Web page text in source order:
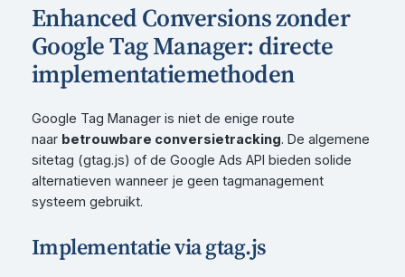
Enhanced Conversions zonder
Google Tag Manager: directe
implementatiemethoden
Google Tag Manager is niet de enige route
naar betrouwbare conversietracking. De algemene
sitetag (gtag.js) of de Google Ads API bieden solide
alternatieven wanneer je geen tagmanagement
systeem gebruikt.
Implementatie via gtag.js